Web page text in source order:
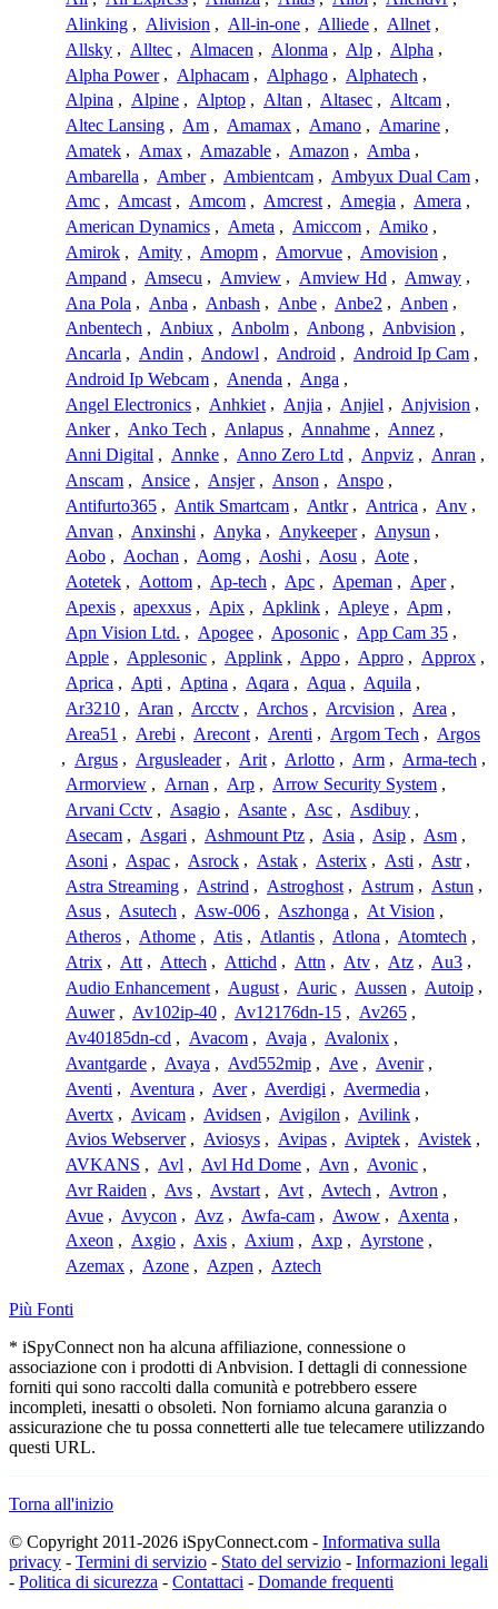
Alinking , Alivision , All-in-one , Alliede , Allnet ,
Allsky , Alltec , Almacen , Alonma , Alp , Alpha ,
Alpha Power , Alphacam , Alphago , Alphatech ,
Alpina , Alpine , Alptop , Altan , Altasec , Altcam ,
Altec Lansing , Am , Amamax , Amano , Amarine ,
Amatek , Amax , Amazable , Amazon , Amba ,
Ambarella , Amber , Ambientcam , Ambyux Dual Cam ,
Amc , Amcast , Amcom , Amcrest , Amegia , Amera ,
American Dynamics , Ameta , Amiccom , Amiko ,
Amirok , Amity , Amopm , Amorvue , Amovision ,
Ampand , Amsecu , Amview , Amview Hd , Amway ,
Ana Pola , Anba , Anbash , Anbe , Anbe2 , Anben ,
Anbentech , Anbiux , Anbolm , Anbong , Anbvision ,
Ancarla , Andin , Andowl , Android , Android Ip Cam ,
Android Ip Webcam , Anenda , Anga ,
Angel Electronics , Anhkiet , Anjia , Anjiel , Anjvision ,
Anker , Anko Tech , Anlapus , Annahme , Annez ,
Anni Digital , Annke , Anno Zero Ltd , Anpviz , Anran ,
Anscam , Ansice , Ansjer , Anson , Anspo ,
Antifurto365 , Antik Smartcam , Antkr , Antrica , Anv ,
Anvan , Anxinshi , Anyka , Anykeeper , Anysun ,
Aobo , Aochan , Aomg , Aoshi , Aosu , Aote ,
Aotetek , Aottom , Ap-tech , Apc , Apeman , Aper ,
Apexis , apexxus , Apix , Apklink , Apleye , Apm ,
Apn Vision Ltd. , Apogee , Aposonic , App Cam 35 ,
Apple , Applesonic , Applink , Appo , Appro , Approx ,
Aprica , Apti , Aptina , Aqara , Aqua , Aquila ,
Ar3210 , Aran , Arcctv , Archos , Arcvision , Area ,
Area51 , Arebi , Arecont , Arenti , Argom Tech , Argos
, Argus , Argusleader , Arit , Arlotto , Arm , Arma-tech ,
Armorview , Arnan , Arp , Arrow Security System ,
Arvani Cctv , Asagio , Asante , Asc , Asdibuy ,
Asecam , Asgari , Ashmount Ptz , Asia , Asip , Asm ,
Asoni , Aspac , Asrock , Astak , Asterix , Asti , Astr ,
Astra Streaming , Astrind , Astroghost , Astrum , Astun ,
Asus , Asutech , Asw-006 , Aszhonga , At Vision ,
Atheros , Athome , Atis , Atlantis , Atlona , Atomtech ,
Atrix , Att , Attech , Attichd , Attn , Atv , Atz , Au3 ,
Audio Enhancement , August , Auric , Aussen , Autoip ,
Auwer , Av102ip-40 , Av12176dn-15 , Av265 ,
Av40185dn-cd , Avacom , Avaja , Avalonix ,
Avantgarde , Avaya , Avd552mip , Ave , Avenir ,
Aventi , Aventura , Aver , Averdigi , Avermedia ,
Avertx , Avicam , Avidsen , Avigilon , Avilink ,
Avios Webserver , Aviosys , Avipas , Aviptek , Avistek ,
AVKANS , Avl , Avl Hd Dome , Avn , Avonic ,
Avr Raiden , Avs , Avstart , Avt , Avtech , Avtron ,
Avue , Avycon , Avz , Awfa-cam , Awow , Axenta ,
Axeon , Axgio , Axis , Axium , Axp , Ayrstone ,
Azemax , Azone , Azpen , Aztech
Più Fonti
* iSpyConnect non ha alcuna affiliazione, connessione o
associazione con i prodotti di Anbvision. I dettagli di connessione
forniti qui sono raccolti dalla comunità e potrebbero essere
incompleti, inesatti o obsoleti. Non forniamo alcuna garanzia o
assicurazione che tu possa connetterti alle tue telecamere utilizzando
questi URL.
Torna all'inizio
© Copyright 2011-2026 iSpyConnect.com - Informativa sulla
privacy - Termini di servizio - Stato del servizio - Informazioni legali
- Politica di sicurezza - Contattaci - Domande frequenti